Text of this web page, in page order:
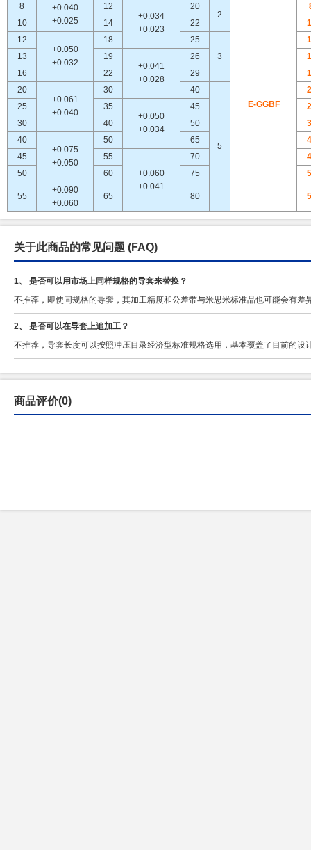
8
+0.040
+0.025
12
+0.034
+0.023
20
2
E-GGBF
10
14 22
12
+0.050
+0.032
18
25
3
13
19
+0.041
+0.028
26
16
22 29
20
+0.061
+0.040
30 40
5
25
35
+0.050
+0.034
45
30
40 50
40
+0.075
+0.050
50 65
45
55
+0.060
+0.041
70
50
60 75
55
+0.090
+0.060
65 80
关于此商品的常见问题 (FAQ)
1、 是否可以用市场上同样规格的导套来替换？
不推荐，即使同规格的导套，其加工精度和公差带与米思米标准品也可能会有差
2、 是否可以在导套上追加工？
不推荐，导套长度可以按照冲压目录经济型标准规格选用，基本覆盖了目前的设
商品评价(0)